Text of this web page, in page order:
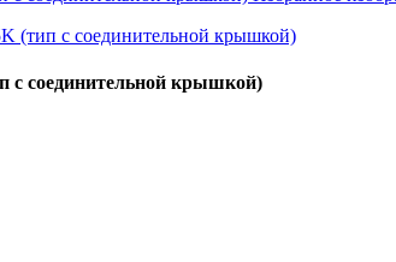
с соединительной крышкой)